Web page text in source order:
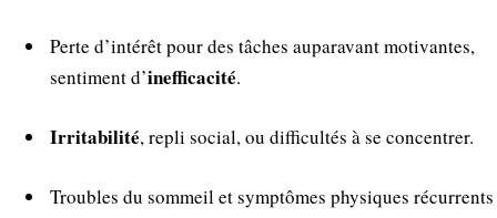
Perte d’intérêt pour des tâches auparavant motivantes,
sentiment d’inefficacité.
Irritabilité, repli social, ou difficultés à se concentrer.
Troubles du sommeil et symptômes physiques récurrents